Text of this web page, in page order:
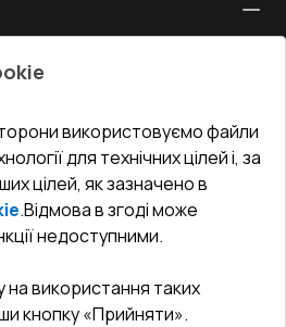
вікнавул. Келецька 60 кв. 61
використовуємо файли
для технічних цілей і, за
цілей, як зазначено в
.Відмова в згоді може
недоступними.
використання таких
кнопку «Прийняти».